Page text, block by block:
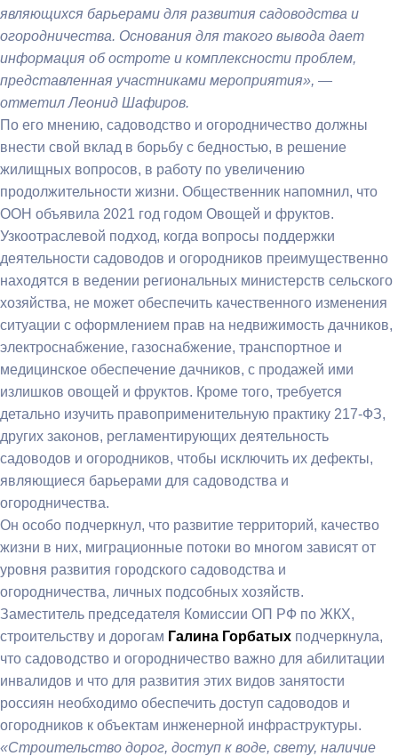
являющихся барьерами для развития садоводства и
огородничества. Основания для такого вывода дает
информация об остроте и комплексности проблем,
представленная участниками мероприятия», —
отметил Леонид Шафиров.
По его мнению, садоводство и огородничество должны
внести свой вклад в борьбу с бедностью, в решение
жилищных вопросов, в работу по увеличению
продолжительности жизни. Общественник напомнил, что
ООН объявила 2021 год годом Овощей и фруктов.
Узкоотраслевой подход, когда вопросы поддержки
деятельности садоводов и огородников преимущественно
находятся в ведении региональных министерств сельского
хозяйства, не может обеспечить качественного изменения
ситуации с оформлением прав на недвижимость дачников,
электроснабжение, газоснабжение, транспортное и
медицинское обеспечение дачников, с продажей ими
излишков овощей и фруктов. Кроме того, требуется
детально изучить правоприменительную практику 217-ФЗ,
других законов, регламентирующих деятельность
садоводов и огородников, чтобы исключить их дефекты,
являющиеся барьерами для садоводства и
огородничества.
Он особо подчеркнул, что развитие территорий, качество
жизни в них, миграционные потоки во многом зависят от
уровня развития городского садоводства и
огородничества, личных подсобных хозяйств.
Заместитель председателя Комиссии ОП РФ по ЖКХ,
строительству и дорогам Галина Горбатых подчеркнула,
что садоводство и огородничество важно для абилитации
инвалидов и что для развития этих видов занятости
россиян необходимо обеспечить доступ садоводов и
огородников к объектам инженерной инфраструктуры.
«Строительство дорог, доступ к воде, свету, наличие